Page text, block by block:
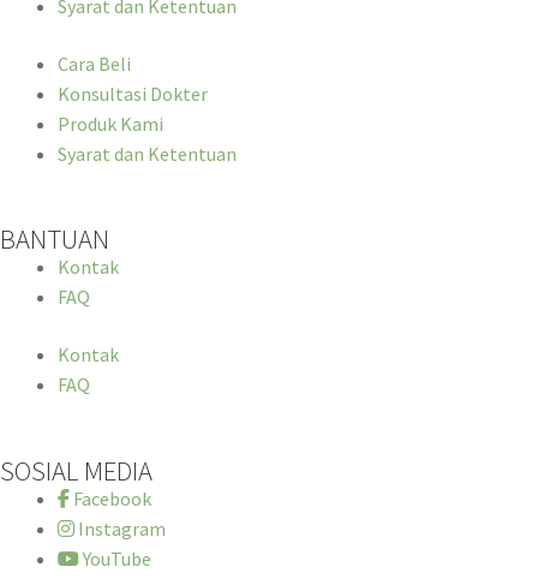
Syarat dan Ketentuan
Cara Beli
Konsultasi Dokter
Produk Kami
Syarat dan Ketentuan
BANTUAN
Kontak
FAQ
Kontak
FAQ
SOSIAL MEDIA
Facebook
Instagram
YouTube